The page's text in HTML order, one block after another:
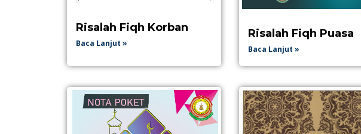
Risalah Fiqh Korban
Baca Lanjut »
Risalah Fiqh Puasa
Baca Lanjut »